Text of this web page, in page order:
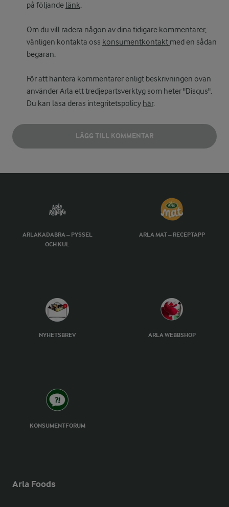
på följande länk.
Om du vill radera någon av dina tidigare kommentarer,
vänligen kontakta oss konsumentkontakt med en sådan
begäran.
För att hantera kommentarer enligt beskrivningen ovan
använder Arla ett tredjepartsverktyg som heter "Disqus".
Du kan läsa deras integritetspolicy här.
LÄGG TILL KOMMENTAR
ARLAKADABRA – PYSSEL
OCH KUL
ARLA MAT – RECEPTAPP
NYHETSBREV ARLA WEBBSHOP
KONSUMENTFORUM
Arla Foods